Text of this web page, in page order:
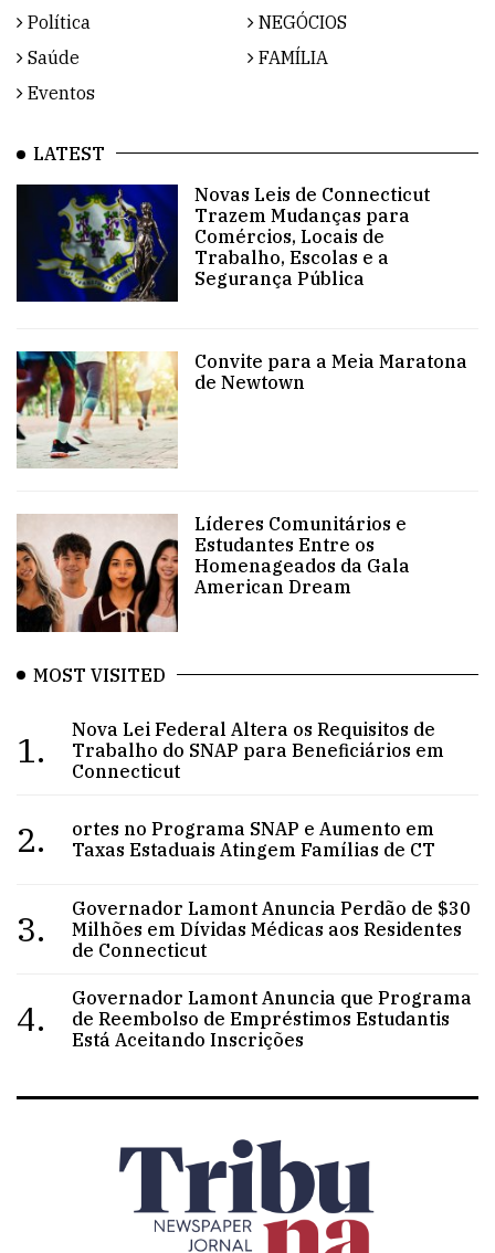
Política
NEGÓCIOS
Saúde
FAMÍLIA
Eventos
LATEST
Novas Leis de Connecticut
Trazem Mudanças para
Comércios, Locais de
Trabalho, Escolas e a
Segurança Pública
Convite para a Meia Maratona
de Newtown
Líderes Comunitários e
Estudantes Entre os
Homenageados da Gala
American Dream
MOST VISITED
1.
Nova Lei Federal Altera os Requisitos de
Trabalho do SNAP para Beneficiários em
Connecticut
2.
ortes no Programa SNAP e Aumento em
Taxas Estaduais Atingem Famílias de CT
3.
Governador Lamont Anuncia Perdão de $30
Milhões em Dívidas Médicas aos Residentes
de Connecticut
4.
Governador Lamont Anuncia que Programa
de Reembolso de Empréstimos Estudantis
Está Aceitando Inscrições